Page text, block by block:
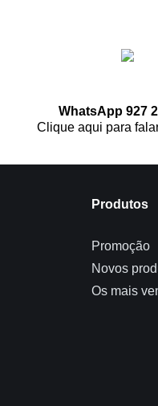
WhatsApp 927
Clique aqui para
Produtos
Promoção
Novos
Os mais